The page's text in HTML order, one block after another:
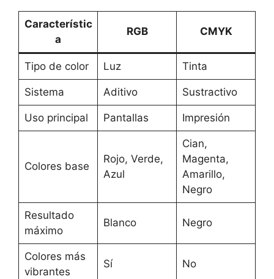
Característic
a
RGB CMYK
Tipo de color Luz Tinta
Sistema Aditivo Sustractivo
Uso principal Pantallas Impresión
Colores base
Rojo, Verde,
Azul
Cian,
Magenta,
Amarillo,
Negro
Resultado
máximo
Blanco Negro
Colores más
vibrantes
Sí No